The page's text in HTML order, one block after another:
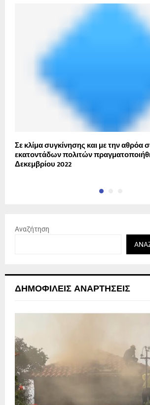
Σε κλίμα συγκίνησης και με την αθρόα
εκατοντάδων πολιτών
Δεκεμβρίου 2022
Αναζήτηση
ΔΗΜΟΦΙΛΕΊΣ ΑΝΑΡΤΉΣΕΙΣ